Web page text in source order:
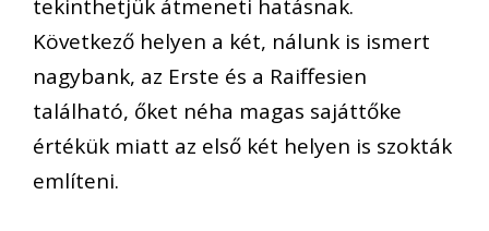
tekinthetjük átmeneti hatásnak.
Következő helyen a két, nálunk is ismert
nagybank, az Erste és a Raiffesien
található, őket néha magas sajáttőke
értékük miatt az első két helyen is szokták
említeni.